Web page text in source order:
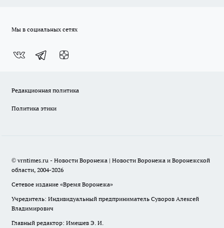
Мы в социальных сетях
Редакционная политика
Политика этики
© vrntimes.ru - Новости Воронежа | Новости Воронежа и Воронежской
области, 2004-2026
Сетевое издание «Время Воронежа»
Учредитель: Индивидуальный предприниматель Суворов Алексей
Владимирович
Главный редактор: Имешев Э. И.